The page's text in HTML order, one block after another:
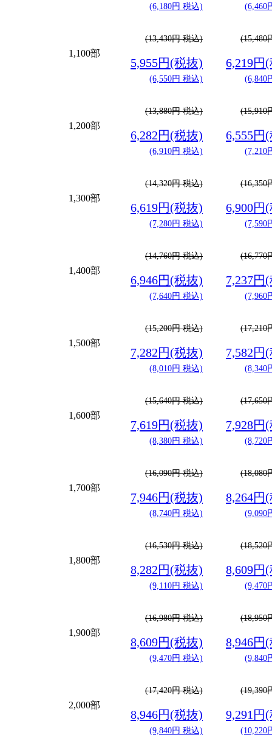
(6,180円 税込) (6,460
1,100部
(13,430円 税込)
5,955円(税抜)
(6,550円 税込)
(15,480
6,219円
(6,840
1,200部
(13,880円 税込)
6,282円(税抜)
(6,910円 税込)
(15,910
6,555円
(7,210
1,300部
(14,320円 税込)
6,619円(税抜)
(7,280円 税込)
(16,350
6,900円
(7,590
1,400部
(14,760円 税込)
6,946円(税抜)
(7,640円 税込)
(16,770
7,237円
(7,960
1,500部
(15,200円 税込)
7,282円(税抜)
(8,010円 税込)
(17,210
7,582円
(8,340
1,600部
(15,640円 税込)
7,619円(税抜)
(8,380円 税込)
(17,650
7,928円
(8,720
1,700部
(16,090円 税込)
7,946円(税抜)
(8,740円 税込)
(18,080
8,264円
(9,090
1,800部
(16,530円 税込)
8,282円(税抜)
(9,110円 税込)
(18,520
8,609円
(9,470
1,900部
(16,980円 税込)
8,609円(税抜)
(9,470円 税込)
(18,950
8,946円
(9,840
2,000部
(17,420円 税込)
8,946円(税抜)
(9,840円 税込)
(19,390
9,291円
(10,220